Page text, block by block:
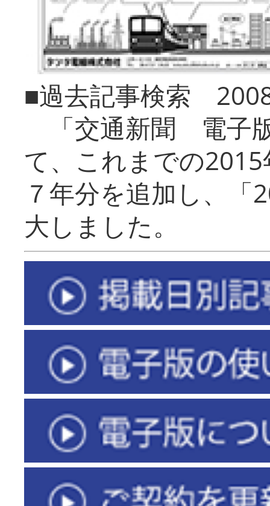
■過去記事検索
「交通新聞 電子
て、これまでの
７年分を追加し、「
大しまし